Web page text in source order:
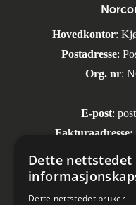
Hovedkontor:
Postadresse:
Org. nr:
E-post:
Fakturaadresse:
Dette
Dette nettstedet bruker